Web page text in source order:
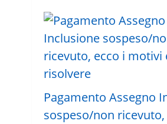
Pagamento Assegno
sospeso/non ricevuto,